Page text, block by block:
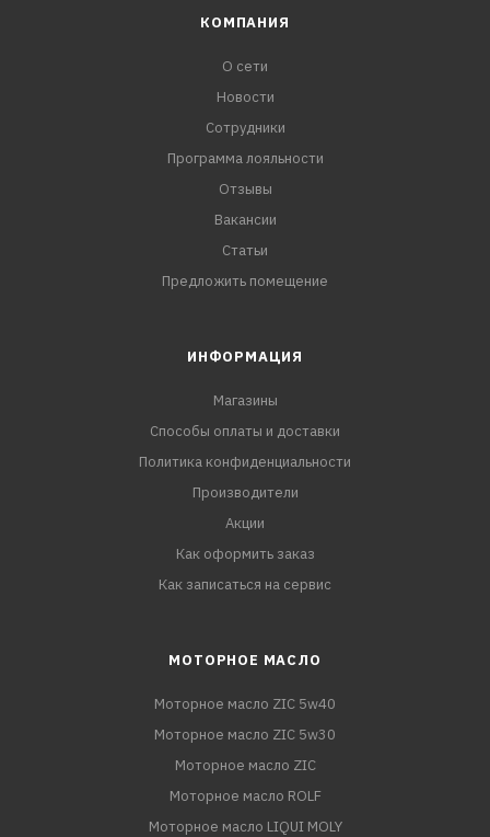
КОМПАНИЯ
О сети
Новости
Сотрудники
Программа лояльности
Отзывы
Вакансии
Статьи
Предложить помещение
ИНФОРМАЦИЯ
Магазины
Способы оплаты и доставки
Политика конфиденциальности
Производители
Акции
Как оформить заказ
Как записаться на сервис
МОТОРНОЕ МАСЛО
Моторное масло ZIC 5w40
Моторное масло ZIC 5w30
Моторное масло ZIC
Моторное масло ROLF
Моторное масло LIQUI MOLY